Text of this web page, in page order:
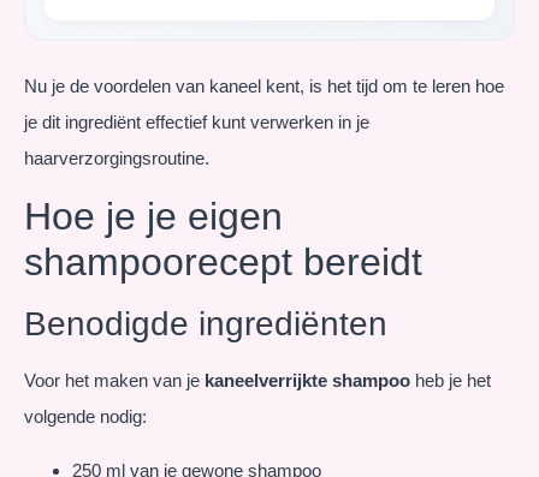
Nu je de voordelen van kaneel kent, is het tijd om te leren hoe
je dit ingrediënt effectief kunt verwerken in je
haarverzorgingsroutine.
Hoe je je eigen
shampoorecept bereidt
Benodigde ingrediënten
Voor het maken van je kaneelverrijkte shampoo heb je het
volgende nodig:
250 ml van je gewone shampoo